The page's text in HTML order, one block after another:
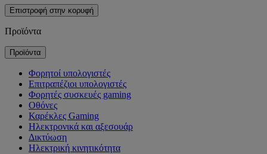
Επιστροφή στην κορυφή
Προϊόντα
Προϊόντα
Φορητοί υπολογιστές
Επιτραπέζιοι υπολογιστές
Φορητές συσκευές gaming
Οθόνες
Καρέκλες Gaming
Ηλεκτρονικά και αξεσουάρ
Δικτύωση
Ηλεκτρική κινητικότητα